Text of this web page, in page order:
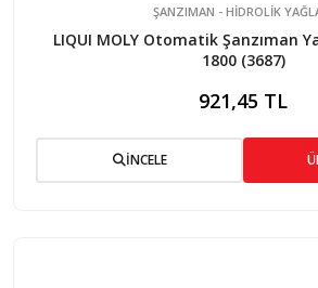
ŞANZIMAN - HİDROLİK
LIQUI MOLY Otomatik Şanzıman
1800 (3687)
921,45 TL
İNCELE